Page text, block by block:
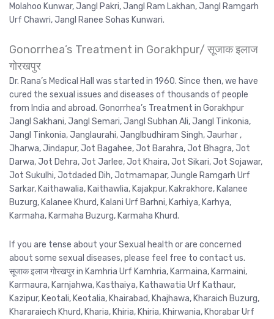
Molahoo Kunwar, Jangl Pakri, Jangl Ram Lakhan, Jangl Ramgarh
Urf Chawri, Jangl Ranee Sohas Kunwari.
Gonorrhea’s Treatment in Gorakhpur/ सूजाक इलाज
गोरखपुर
Dr. Rana’s Medical Hall was started in 1960. Since then, we have
cured the sexual issues and diseases of thousands of people
from India and abroad. Gonorrhea’s Treatment in Gorakhpur
Jangl Sakhani, Jangl Semari, Jangl Subhan Ali, Jangl Tinkonia,
Jangl Tinkonia, Janglaurahi, Janglbudhiram Singh, Jaurhar ,
Jharwa, Jindapur, Jot Bagahee, Jot Barahra, Jot Bhagra, Jot
Darwa, Jot Dehra, Jot Jarlee, Jot Khaira, Jot Sikari, Jot Sojawar,
Jot Sukulhi, Jotdaded Dih, Jotmamapar, Jungle Ramgarh Urf
Sarkar, Kaithawalia, Kaithawlia, Kajakpur, Kakrakhore, Kalanee
Buzurg, Kalanee Khurd, Kalani Urf Barhni, Karhiya, Karhya,
Karmaha, Karmaha Buzurg, Karmaha Khurd.
If you are tense about your Sexual health or are concerned
about some sexual diseases, please feel free to contact us.
सूजाक इलाज गोरखपुर in Kamhria Urf Kamhria, Karmaina, Karmaini,
Karmaura, Karnjahwa, Kasthaiya, Kathawatia Urf Kathaur,
Kazipur, Keotali, Keotalia, Khairabad, Khajhawa, Kharaich Buzurg,
Khararaiech Khurd, Kharia, Khiria, Khiria, Khirwania, Khorabar Urf